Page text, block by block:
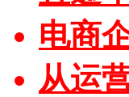
电商
从运